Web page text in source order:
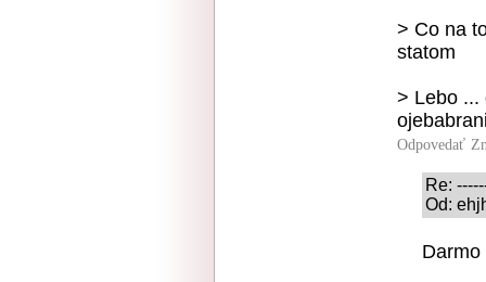
> Co na
statom
> Lebo ...
Odpovedať
Re:
Od: